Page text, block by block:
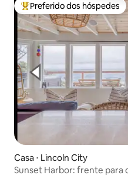
Entre os melhores
Preferido dos hóspedes
Casa ⋅ Lincoln City
Sunset Harbor: frente para